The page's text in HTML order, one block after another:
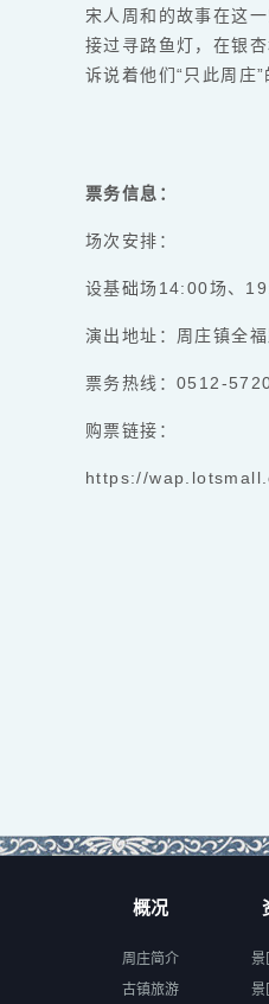
宋人周和的故事在这
接过寻路鱼灯，在银
诉说着他们“只此周庄
票务信息：
场次安排：
设基础场14:00场、
演出地址：周庄镇全
票务热线：0512-
购票链接：
https://
概况
周庄简介
古镇旅游
景
景